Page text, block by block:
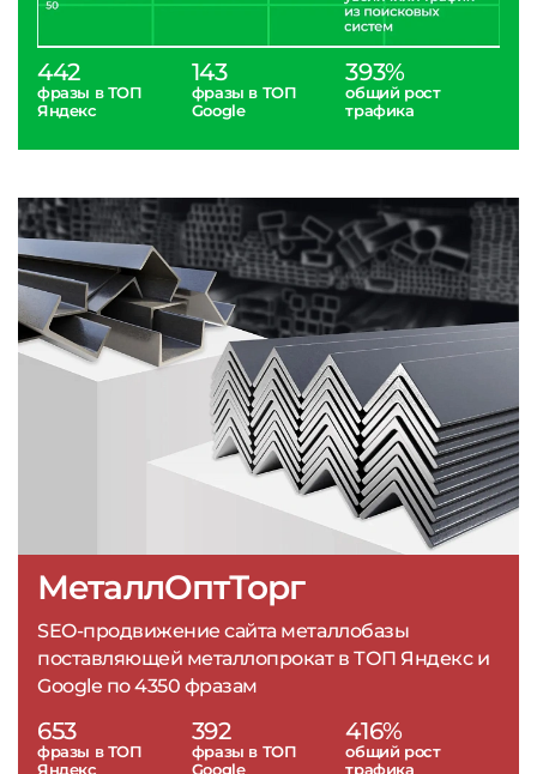
МеталлОптТорг
SEO-продвижение сайта металлобазы
поставляющей металлопрокат в ТОП Яндекс и
Google по 4350 фразам
653
фразы в ТОП
Яндекс
392
фразы в ТОП
Google
416%
общий рост
трафика
442
фразы в ТОП
Яндекс
143
фразы в ТОП
Google
393%
общий рост
трафика